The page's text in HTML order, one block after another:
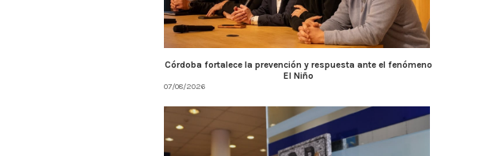
Córdoba fortalece la prevención y respuesta ante el fenómeno
El Niño
07/08/2026